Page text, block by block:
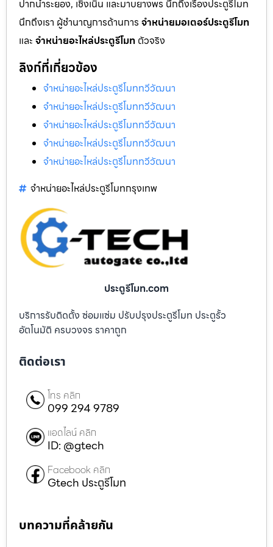
ปากน้ำระยอง, เชิงเนิน และมาบยางพร นึกถึงเรื่องประตูรีโมท
นึกถึงเรา ผู้ชำนาญการด้านการ จำหน่ายมอเตอร์ประตูรีโมท
และ จำหน่ายอะไหล่ประตูรีโมท ตัวจริง
ลิงก์ที่เกี่ยวข้อง
จำหน่ายอะไหล่ประตูรีโมททวีวัฒนา
จำหน่ายอะไหล่ประตูรีโมททวีวัฒนา
จำหน่ายอะไหล่ประตูรีโมททวีวัฒนา
จำหน่ายอะไหล่ประตูรีโมททวีวัฒนา
จำหน่ายอะไหล่ประตูรีโมททวีวัฒนา
จำหน่ายอะไหล่ประตูรีโมทกรุงเทพ
ประตูรีโมท.com
บริการรับติดตั้ง ซ่อมแซ่ม ปรับปรุงประตูรีโมท ประตูรั้ว
อัตโนมัติ ครบวงจร ราคาถูก
ติดต่อเรา
โทร คลิก
099 294 9789
แอดไลน์ คลิก
ID: @gtech
Facebook คลิก
Gtech ประตูรีโมท
บทความที่คล้ายกัน